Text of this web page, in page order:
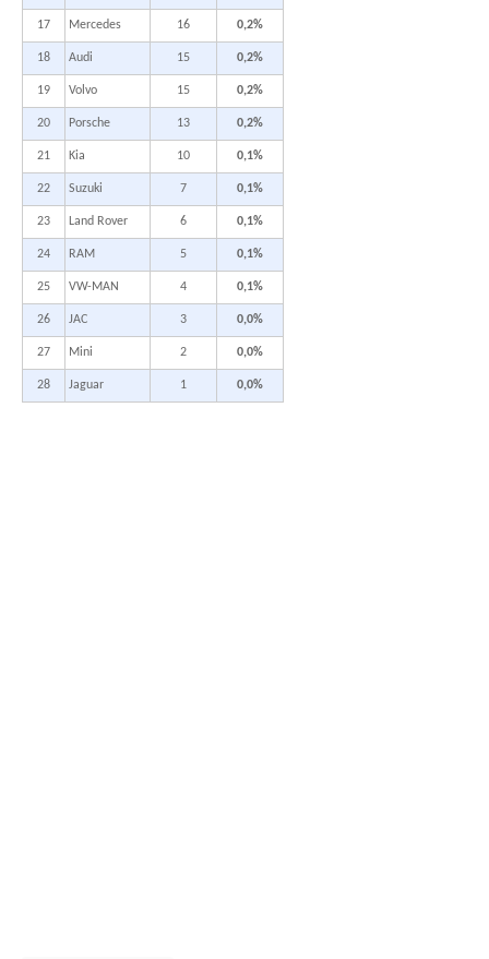
17 Mercedes 16 0,2%
18 Audi 15 0,2%
19 Volvo 15 0,2%
20 Porsche 13 0,2%
21 Kia 10 0,1%
22 Suzuki 7 0,1%
23 Land Rover 6 0,1%
24 RAM 5 0,1%
25 VW-MAN 4 0,1%
26 JAC 3 0,0%
27 Mini 2 0,0%
28 Jaguar 1 0,0%